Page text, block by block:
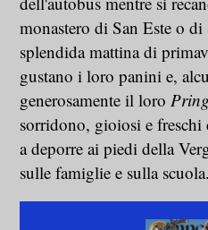
monastero di San Este o
splendida mattina di
gustano i loro panini e,
generosamente il loro
sorridono, gioiosi e
a deporre ai piedi della
sulle famiglie e sulla